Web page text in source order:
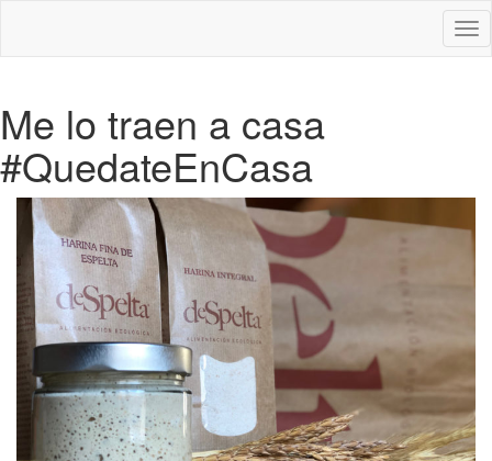
Me lo traen a casa
#QuedateEnCasa